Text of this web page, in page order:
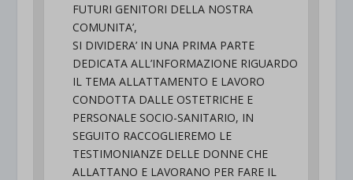
FUTURI GENITORI DELLA NOSTRA
COMUNITA’,
SI DIVIDERA’ IN UNA PRIMA PARTE
DEDICATA ALL’INFORMAZIONE RIGUARDO
IL TEMA ALLATTAMENTO E LAVORO
CONDOTTA DALLE OSTETRICHE E
PERSONALE SOCIO-SANITARIO, IN
SEGUITO RACCOGLIEREMO LE
TESTIMONIANZE DELLE DONNE CHE
ALLATTANO E LAVORANO PER FARE IL